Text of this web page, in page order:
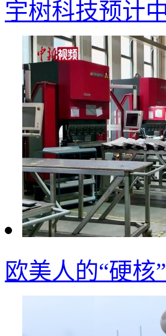
宇树科技预计
欧美人的“硬